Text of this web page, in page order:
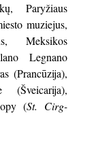
Paryžiaus
muziejus,
Meksikos
Legnano
(Prancūzija),
(Šveicarija),
(St. Cirg-